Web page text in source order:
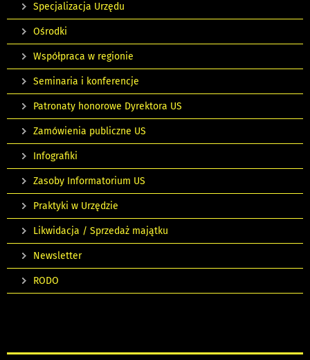
Specjalizacja Urzędu
Ośrodki
Współpraca w regionie
Seminaria i konferencje
Patronaty honorowe Dyrektora US
Zamówienia publiczne US
Infografiki
Zasoby Informatorium US
Praktyki w Urzędzie
Likwidacja / Sprzedaż majątku
Newsletter
RODO